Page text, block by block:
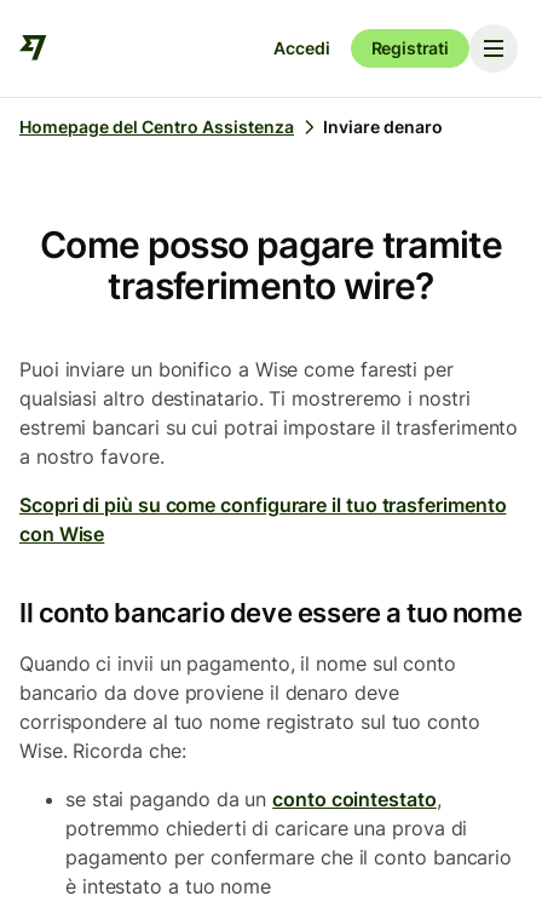
Accedi Registrati
Homepage del Centro Assistenza Inviare denaro
Come posso pagare tramite
trasferimento wire?
Puoi inviare un bonifico a Wise come faresti per
qualsiasi altro destinatario. Ti mostreremo i nostri
estremi bancari su cui potrai impostare il trasferimento
a nostro favore.
Scopri di più su come configurare il tuo trasferimento
con Wise
Il conto bancario deve essere a tuo nome
Quando ci invii un pagamento, il nome sul conto
bancario da dove proviene il denaro deve
corrispondere al tuo nome registrato sul tuo conto
Wise. Ricorda che:
se stai pagando da unconto cointestato,
potremmo chiederti di caricare una prova di
pagamento per confermare che il conto bancario
è intestato a tuo nome